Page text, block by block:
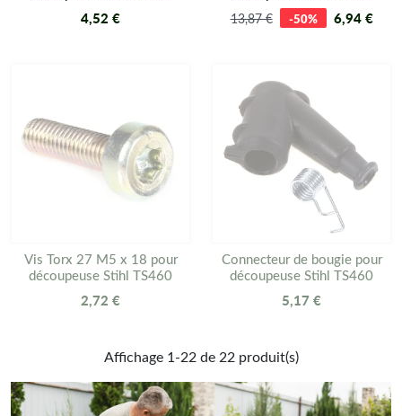
4,52 € 13,87 € -50% 6,94 €
Vis Torx 27 M5 x 18 pour
découpeuse Stihl TS460
2,72 €
Connecteur de bougie pour
découpeuse Stihl TS460
5,17 €
Affichage 1-22 de 22 produit(s)